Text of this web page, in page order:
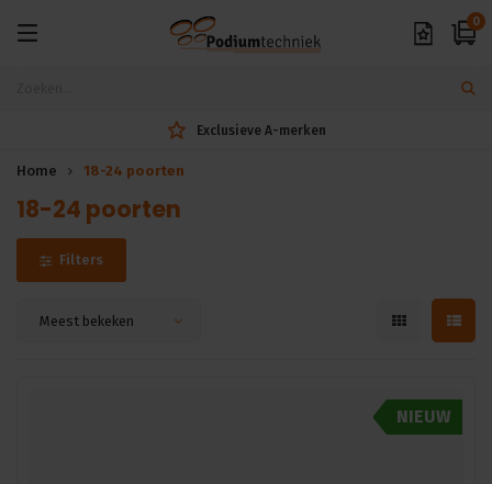
0
Exclusieve A-merken
Home 18-24 poorten
18-24 poorten
Filters
Meest bekeken
NIEUW